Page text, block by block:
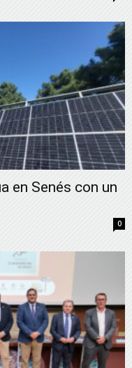
en Senés con un
0